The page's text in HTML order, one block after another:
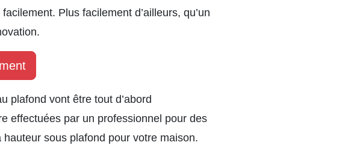
Plus facilement d’ailleurs, qu’un
plafond vont être tout d’abord
effectuées par un professionnel pour des
sous plafond pour votre maison.